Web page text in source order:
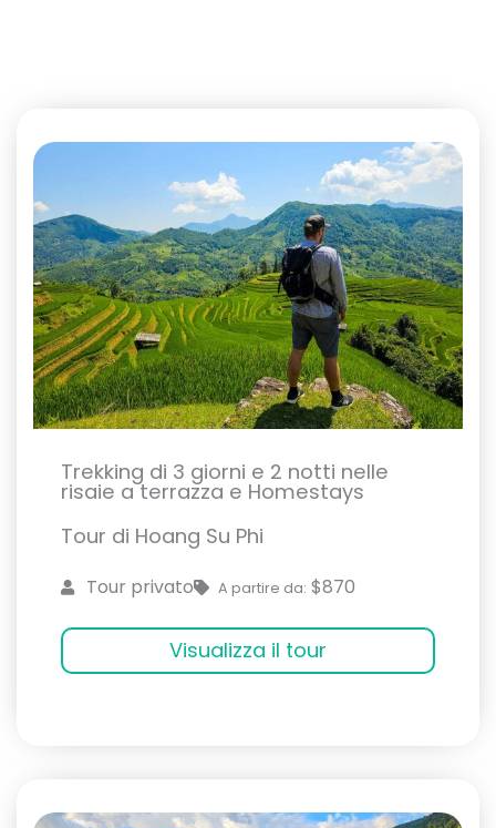
Trekking di 3 giorni e 2 notti nelle
risaie a terrazza e Homestays
Tour di Hoang Su Phi
Tour privato A partire da: $870
Visualizza il tour